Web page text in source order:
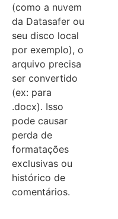
(como a nuvem
da Datasafer ou
seu disco local
por exemplo), o
arquivo precisa
ser convertido
(ex: para
.docx). Isso
pode causar
perda de
formatações
exclusivas ou
histórico de
comentários.